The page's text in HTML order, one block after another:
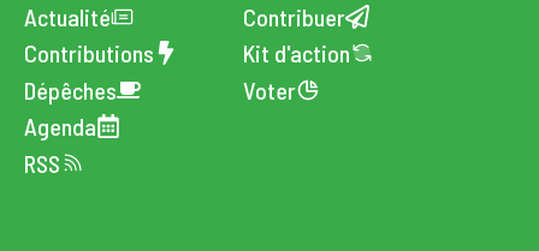
Actualité
Contributions
Dépêches
Agenda
RSS
Contribuer
Kit d'action
Voter